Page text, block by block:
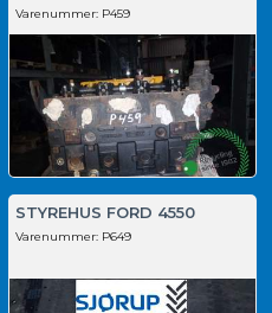
Varenummer: P459
STYREHUS FORD 4550
Varenummer: P649